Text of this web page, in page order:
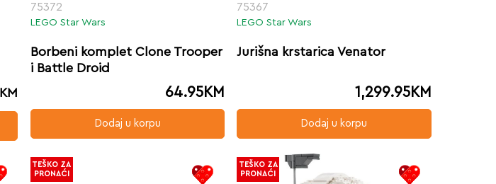
KM
75372
LEGO Star Wars
Borbeni komplet Clone Trooper
i Battle Droid
64.95KM
Dodaj u korpu
75367
LEGO Star Wars
Jurišna krstarica Venator
1,299.95KM
Dodaj u korpu
TEŠKO ZA
PRONAĆI
TEŠKO ZA
PRONAĆI